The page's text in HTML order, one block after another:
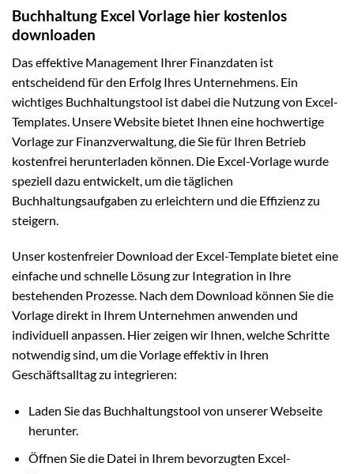
Buchhaltung Excel Vorlage hier kostenlos
downloaden
Das effektive Management Ihrer Finanzdaten ist
entscheidend für den Erfolg Ihres Unternehmens. Ein
wichtiges Buchhaltungstool ist dabei die Nutzung von Excel-
Templates. Unsere Website bietet Ihnen eine hochwertige
Vorlage zur Finanzverwaltung, die Sie für Ihren Betrieb
kostenfrei herunterladen können. Die Excel-Vorlage wurde
speziell dazu entwickelt, um die täglichen
Buchhaltungsaufgaben zu erleichtern und die Effizienz zu
steigern.
Unser kostenfreier Download der Excel-Template bietet eine
einfache und schnelle Lösung zur Integration in Ihre
bestehenden Prozesse. Nach dem Download können Sie die
Vorlage direkt in Ihrem Unternehmen anwenden und
individuell anpassen. Hier zeigen wir Ihnen, welche Schritte
notwendig sind, um die Vorlage effektiv in Ihren
Geschäftsalltag zu integrieren:
Laden Sie das Buchhaltungstool von unserer Webseite
herunter.
Öffnen Sie die Datei in Ihrem bevorzugten Excel-